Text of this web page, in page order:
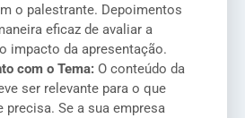
o palestrante. Depoimentos
eficaz de avaliar a
impacto da apresentação.
com o Tema: O conteúdo da
ser relevante para o que
precisa. Se a sua empresa